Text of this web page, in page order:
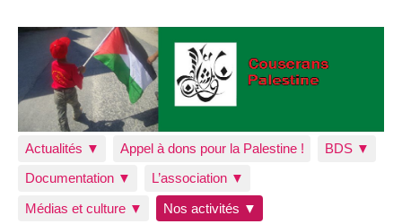
Actualités ▼ Appel à dons pour la Palestine !
BDS ▼
Documentation ▼
L’association ▼
Médias et culture ▼
Nos activités ▼